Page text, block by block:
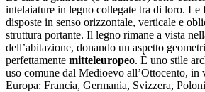
intelaiature in legno collegate tra di loro. Le
disposte in senso orizzontale, verticale e
struttura portante. Il legno rimane a vista
dell’abitazione, donando un aspetto
perfettamente mitteleuropeo. È uno stile
uso comune dal Medioevo all’Ottocento, in
Europa: Francia, Germania, Svizzera,